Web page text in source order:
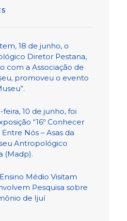
18 de junho, o
Diretor Pestana,
com a Associação de
promoveu o evento
10 de junho, foi
“16º Conhecer
Nós – Asas da
Antropológico
(Madp).
Médio Visitam
Pesquisa sobre
de Ijuí